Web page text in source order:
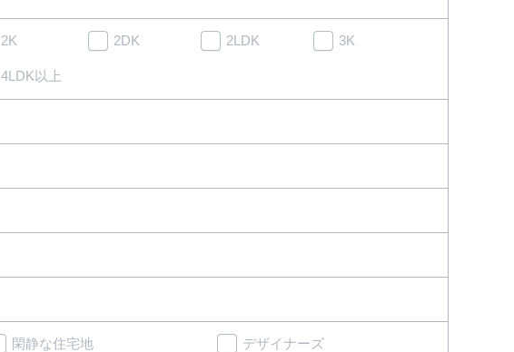
2K 2DK 2LDK 3K
4LDK以上
閑静な住宅地 デザイナーズ